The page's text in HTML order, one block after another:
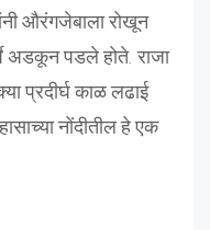
औरंगजेबाला रोखून
अडकून पडले होते.राजा
प्रदीर्घ काळ लढाई
नोंदीतील हे एक